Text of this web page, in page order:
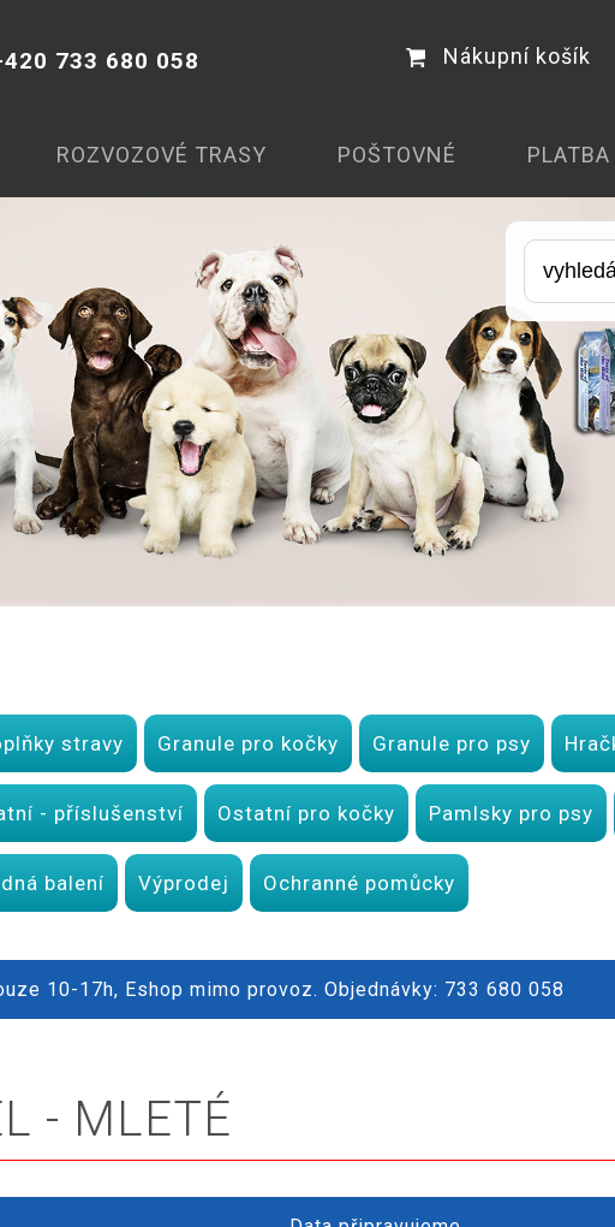
733 680 058 Nákupní košík
ROZVOZOVÉ TRASY POŠTOVNÉ PLATBA
stravy Granule pro kočky Granule pro psy
- příslušenství Ostatní pro kočky Pamlsky pro psy
balení Výprodej Ochranné pomůcky
10-17h, Eshop mimo provoz. Objednávky: 733 680 058
- MLETÉ